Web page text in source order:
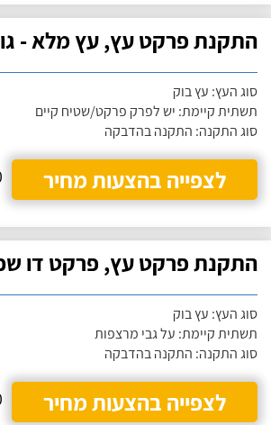
התקנת פרקט עץ, עץ מלא -
סוג העץ: עץ בוק
תשתית קיימת: יש לפרק פרקט/שטיח קיים
סוג התקנה: התקנה בהדבקה
לצפייה בהצעות מחיר
0
התקנת פרקט עץ, פרקט דו
סוג העץ: עץ בוק
תשתית קיימת: על גבי מרצפות
סוג התקנה: התקנה בהדבקה
לצפייה בהצעות מחיר
0